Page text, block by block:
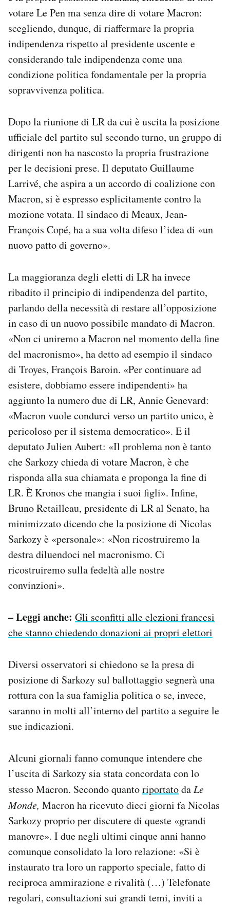
votare Le Pen ma senza dire di votare Macron:
scegliendo, dunque, di riaffermare la propria
indipendenza rispetto al presidente uscente e
considerando tale indipendenza come una
condizione politica fondamentale per la propria
sopravvivenza politica.
Dopo la riunione di LR da cui è uscita la posizione
ufficiale del partito sul secondo turno, un gruppo di
dirigenti non ha nascosto la propria frustrazione
per le decisioni prese. Il deputato Guillaume
Larrivé, che aspira a un accordo di coalizione con
Macron, si è espresso esplicitamente contro la
mozione votata. Il sindaco di Meaux, Jean-
François Copé, ha a sua volta difeso l’idea di «un
nuovo patto di governo».
La maggioranza degli eletti di LR ha invece
ribadito il principio di indipendenza del partito,
parlando della necessità di restare all’opposizione
in caso di un nuovo possibile mandato di Macron.
«Non ci uniremo a Macron nel momento della fine
del macronismo», ha detto ad esempio il sindaco
di Troyes, François Baroin. «Per continuare ad
esistere, dobbiamo essere indipendenti» ha
aggiunto la numero due di LR, Annie Genevard:
«Macron vuole condurci verso un partito unico, è
pericoloso per il sistema democratico». E il
deputato Julien Aubert: «Il problema non è tanto
che Sarkozy chieda di votare Macron, è che
risponda alla sua chiamata e proponga la fine di
LR. È Kronos che mangia i suoi figli». Infine,
Bruno Retailleau, presidente di LR al Senato, ha
minimizzato dicendo che la posizione di Nicolas
Sarkozy è «personale»: «Non ricostruiremo la
destra diluendoci nel macronismo. Ci
ricostruiremo sulla fedeltà alle nostre
convinzioni».
– Leggi anche: Gli sconfitti alle elezioni francesi
che stanno chiedendo donazioni ai propri elettori
Diversi osservatori si chiedono se la presa di
posizione di Sarkozy sul ballottaggio segnerà una
rottura con la sua famiglia politica o se, invece,
saranno in molti all’interno del partito a seguire le
sue indicazioni.
Alcuni giornali fanno comunque intendere che
l’uscita di Sarkozy sia stata concordata con lo
stesso Macron. Secondo quantoriportatoda Le
Monde, Macron ha ricevuto dieci giorni fa Nicolas
Sarkozy proprio per discutere di queste «grandi
manovre». I due negli ultimi cinque anni hanno
comunque consolidato la loro relazione: «Si è
instaurato tra loro un rapporto speciale, fatto di
reciproca ammirazione e rivalità (…) Telefonate
regolari, consultazioni sui grandi temi, inviti a